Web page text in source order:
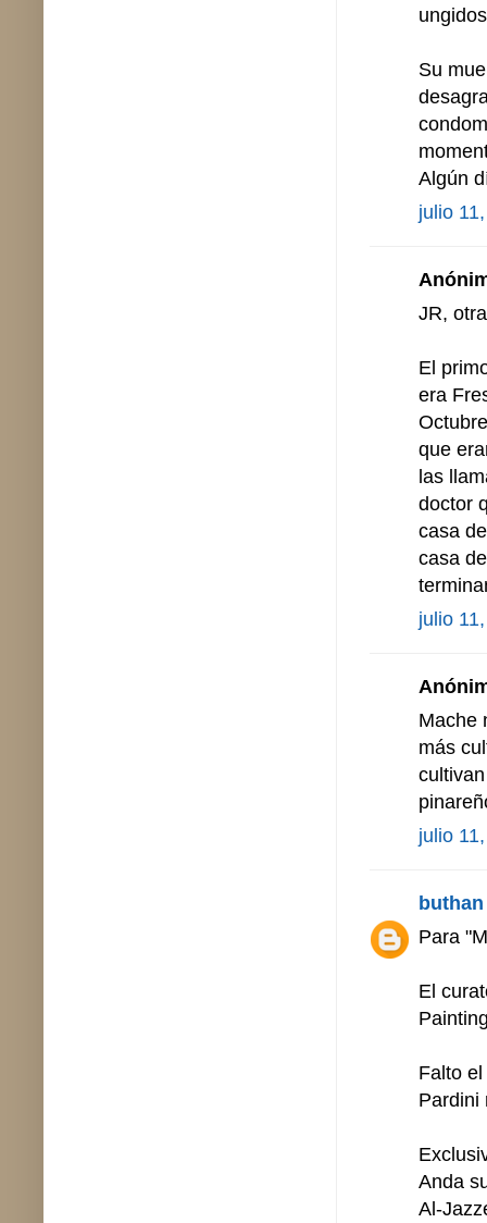
Su
Algún
julio
JR,
El
era
que
las
doctor
casa
casa
julio
Mache
más
julio
buthan
Para
El
Falto
Pardini
Anda
Al-